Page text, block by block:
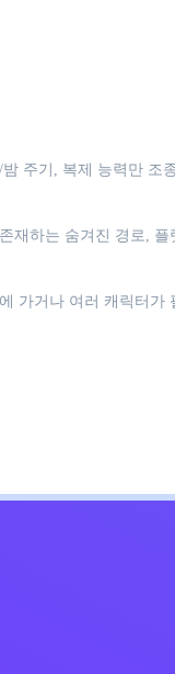
주기, 복제 능력만
재하는 숨겨진 경로,
가거나 여러 캐릭터